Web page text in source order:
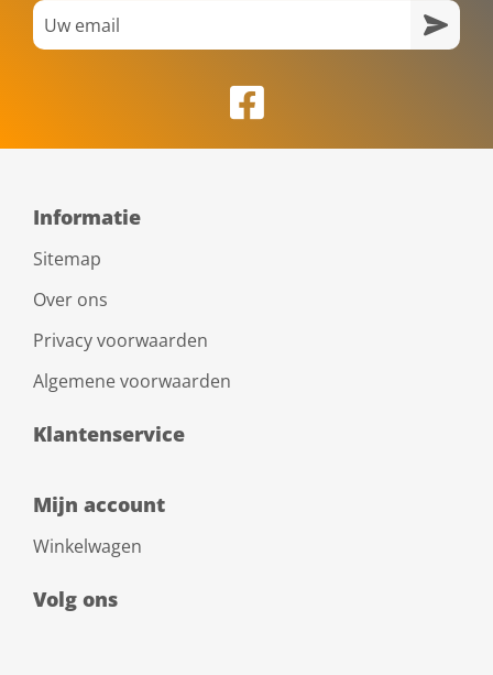
Informatie
Sitemap
Over ons
Privacy voorwaarden
Algemene voorwaarden
Klantenservice
Mijn account
Winkelwagen
Volg ons